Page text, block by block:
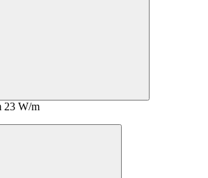
23 W/m